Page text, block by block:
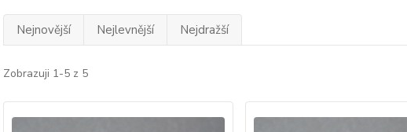
Nejnovější Nejlevnější Nejdražší
Zobrazuji 1-5 z 5